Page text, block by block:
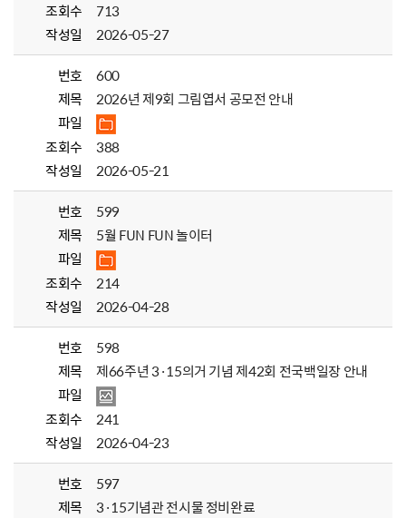
조회수
713
작성일
2026-05-27
번호
600
제목
2026년 제9회 그림엽서 공모전 안내
파일
조회수
388
작성일
2026-05-21
번호
599
제목
5월 FUN FUN 놀이터
파일
조회수
214
작성일
2026-04-28
번호
598
제목
제66주년 3·15의거 기념 제42회 전국백일장 안내
파일
조회수
241
작성일
2026-04-23
번호
597
제목
3·15기념관 전시물 정비완료